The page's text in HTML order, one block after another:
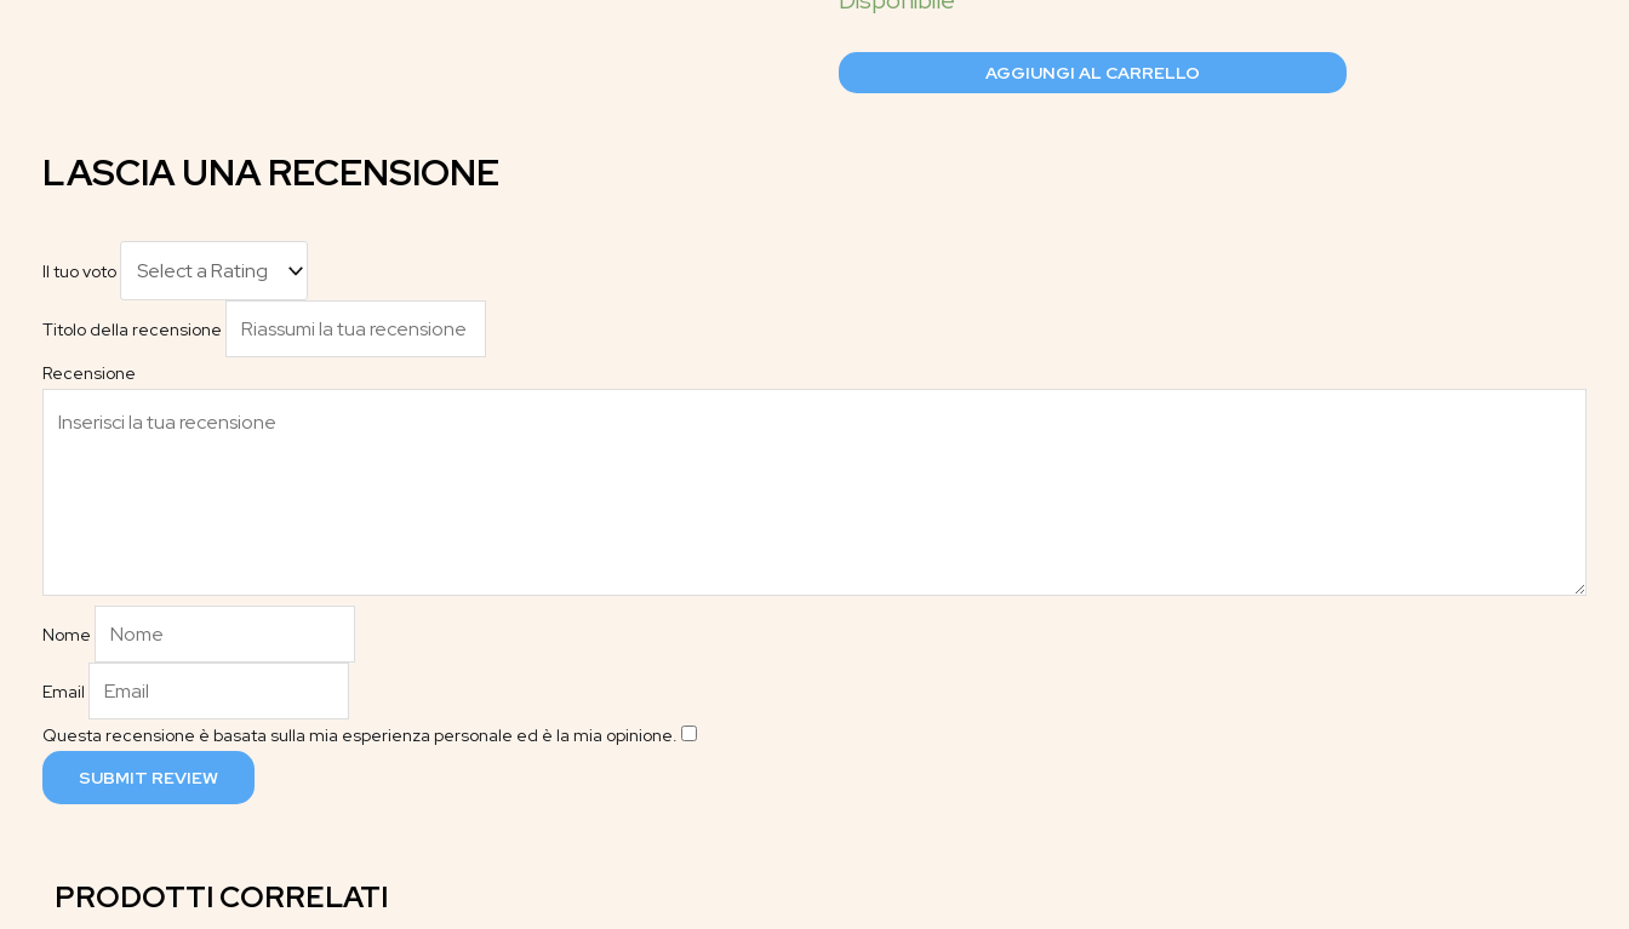
AGGIUNGI AL CARRELLO
LASCIA UNA RECENSIONE
Il tuo voto
Titolo della recensione
Recensione
Nome
Email
Questa recensione è basata sulla mia esperienza personale ed è la mia opinione.
SUBMIT REVIEW
PRODOTTI CORRELATI